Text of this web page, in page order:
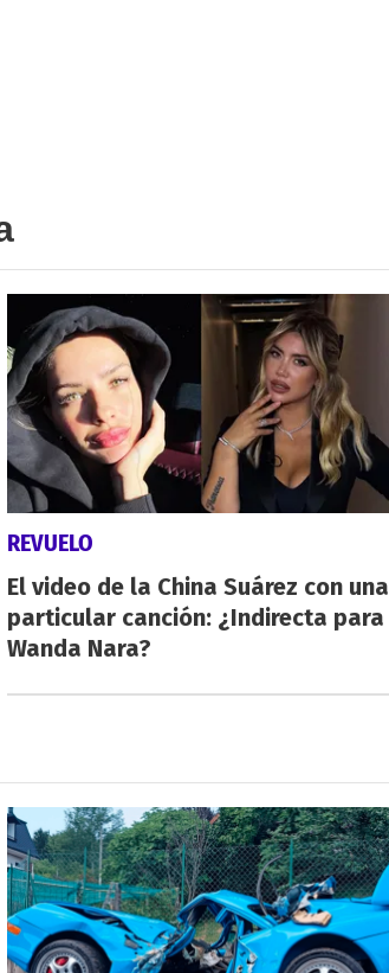
REVUELO
El video de la China Suárez con una
particular canción: ¿Indirecta para
Wanda Nara?